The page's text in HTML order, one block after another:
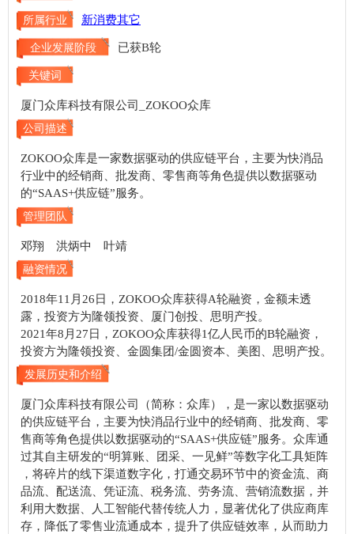
所属行业 新消费其它
企业发展阶段 已获B轮
关键词
厦门众库科技有限公司_ZOKOO众库
公司描述
ZOKOO众库是一家数据驱动的供应链平台，主要为快消品
行业中的经销商、批发商、零售商等角色提供以数据驱动
的“SAAS+供应链”服务。
管理团队
邓翔 洪炳中 叶靖
融资情况
2018年11月26日，ZOKOO众库获得A轮融资，金额未透
露，投资方为隆领投资、厦门创投、思明产投。
2021年8月27日，ZOKOO众库获得1亿人民币的B轮融资，
投资方为隆领投资、金圆集团/金圆资本、美图、思明产投。
发展历史和介绍
厦门众库科技有限公司（简称：众库），是一家以数据驱动
的供应链平台，主要为快消品行业中的经销商、批发商、零
售商等角色提供以数据驱动的“SAAS+供应链”服务。众库通
过其自主研发的“明算账、团采、一见鲜”等数字化工具矩阵
，将碎片的线下渠道数字化，打通交易环节中的资金流、商
品流、配送流、凭证流、税务流、劳务流、营销流数据，并
利用大数据、人工智能代替传统人力，显著优化了供应商库
存，降低了零售业流通成本，提升了供应链效率，从而助力